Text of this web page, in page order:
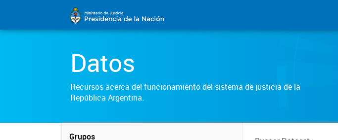
Datos
Recursos acerca del funcionamiento del sistema de justicia de la
República Argentina.
Grupos